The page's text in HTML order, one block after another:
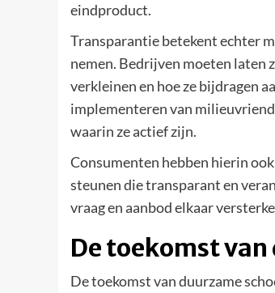
eindproduct.
Transparantie betekent echter
nemen. Bedrijven moeten laten
verkleinen en hoe ze bijdragen
implementeren van
waarin ze actief zijn.
Consumenten hebben hierin
steunen die transparant en
vraag en aanbod elkaar
De toekomst
De toekomst van duurzame